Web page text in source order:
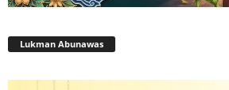
Lukman Abunawas